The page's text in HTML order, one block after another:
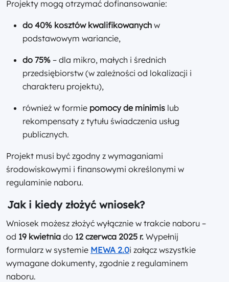
Projekty mogą otrzymać dofinansowanie:
do 40% kosztów kwalifikowanych w
podstawowym wariancie,
do 75% – dla mikro, małych i średnich
przedsiębiorstw (w zależności od lokalizacji i
charakteru projektu),
również w formie pomocy de minimis lub
rekompensaty z tytułu świadczenia usług
publicznych.
Projekt musi być zgodny z wymaganiami
środowiskowymi i finansowymi określonymi w
regulaminie naboru.
Jak i kiedy złożyć wniosek?
Wniosek możesz złożyć wyłącznie w trakcie naboru –
od 19 kwietnia do 12 czerwca 2025 r. Wypełnij
formularz w systemie MEWA 2.0i załącz wszystkie
wymagane dokumenty, zgodnie z regulaminem
naboru.